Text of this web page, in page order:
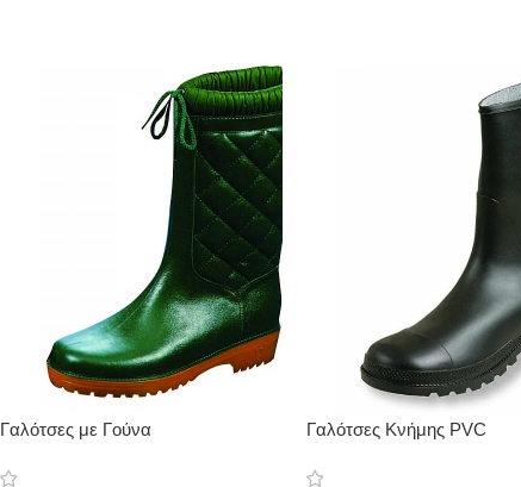
Γαλότσες με Γούνα Γαλότσες Κνήμης PVC